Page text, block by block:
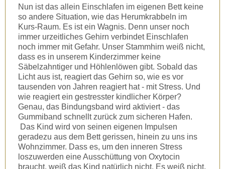
Nun ist das allein Einschlafen im eigenen Bett keine
so andere Situation, wie das Herumkrabbeln im
Kurs-Raum. Es ist ein Wagnis. Denn unser noch
immer urzeitliches Gehirn verbindet Einschlafen
noch immer mit Gefahr. Unser Stammhirn weiß nicht,
dass es in unserem Kinderzimmer keine
Säbelzahntiger und Höhlenlöwen gibt. Sobald das
Licht aus ist, reagiert das Gehirn so, wie es vor
tausenden von Jahren reagiert hat - mit Stress. Und
wie reagiert ein gestresster kindlicher Körper?
Genau, das Bindungsband wird aktiviert - das
Gummiband schnellt zurück zum sicheren Hafen.
Das Kind wird von seinen eigenen Impulsen
geradezu aus dem Bett gerissen, hinein zu uns ins
Wohnzimmer. Dass es, um den inneren Stress
loszuwerden eine Ausschüttung von Oxytocin
braucht, weiß das Kind natürlich nicht. Es weiß nicht,